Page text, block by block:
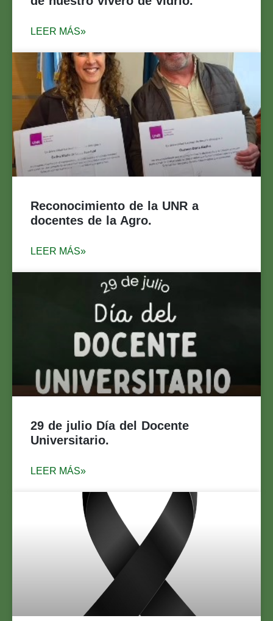
LEER MÁS»
Reconocimiento de la UNR a
docentes de la Agro.
LEER MÁS»
29 de julio Día del Docente
Universitario.
LEER MÁS»